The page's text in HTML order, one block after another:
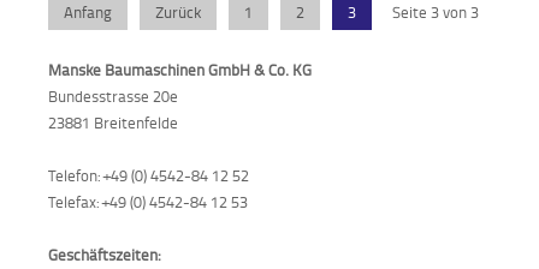
Seite 3 von 3
Anfang Zurück 1 2 3
Manske Baumaschinen GmbH & Co. KG
Bundesstrasse 20e
23881 Breitenfelde
Telefon: +49 (0) 4542-84 12 52
Telefax: +49 (0) 4542-84 12 53
Geschäftszeiten: